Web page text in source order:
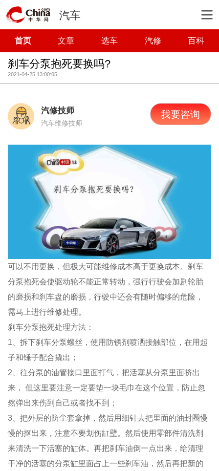
汽车
首页 文章 选车 汽修 百科
刹车分泵抱死要换吗?
2021-04-25 13:00:05
汽修技师
汽车维修技师
我要咨询
可以不用更换，但极大可能维修成本高于更换成本。刹车
分泵抱死会使驱动轮不能正常转动，强行行驶会加剧轮胎
的磨损和刹车盘的磨损，行驶中还会有随时偏移的危险，
需马上进行维修处理。
刹车分泵抱死处理方法：
1、拆下刹车分泵螺丝，使用防锈剂喷洒接触部位，在用起
子和锤子配合撬出；
2、往分泵的油管接口里面打气，把活塞从分泵里面挤出
来， 但这里要注意一定要垫一块毛巾在这个位置，防止忽
然弹出来伤到自己或者找不到；
3、把外层的防尘套拿掉，然后用细针去把里面的油封圈慢
慢的抠出来，注意不要划伤缸壁。然后使用零部件清洗剂
来清洗一下活塞的缸体。再把刹车油倒一点出来，给清理
干净的活塞的分泵缸里面占上一些刹车油，然后再把新的